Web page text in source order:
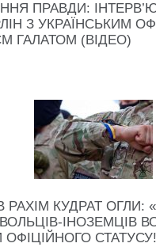
ПРАВДИ:
З УКРАЇНСЬКИМ
ГАЛАТОМ (ВІДЕО)
РАХІМ КУДРАТ ОГЛИ:
ІНОЗЕМЦІВ